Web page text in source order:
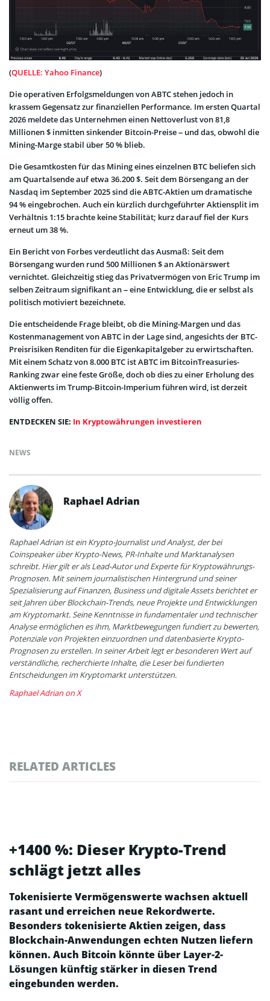
(QUELLE: Yahoo Finance)
Die operativen Erfolgsmeldungen von ABTC stehen jedoch in
krassem Gegensatz zur finanziellen Performance. Im ersten Quartal
2026 meldete das Unternehmen einen Nettoverlust von 81,8
Millionen $ inmitten sinkender Bitcoin-Preise – und das, obwohl die
Mining-Marge stabil über 50 % blieb.
Die Gesamtkosten für das Mining eines einzelnen BTC beliefen sich
am Quartalsende auf etwa 36.200 $. Seit dem Börsengang an der
Nasdaq im September 2025 sind die ABTC-Aktien um dramatische
94 % eingebrochen. Auch ein kürzlich durchgeführter Aktiensplit im
Verhältnis 1:15 brachte keine Stabilität; kurz darauf fiel der Kurs
erneut um 38 %.
Ein Bericht von Forbes verdeutlicht das Ausmaß: Seit dem
Börsengang wurden rund 500 Millionen $ an Aktionärswert
vernichtet. Gleichzeitig stieg das Privatvermögen von Eric Trump im
selben Zeitraum signifikant an – eine Entwicklung, die er selbst als
politisch motiviert bezeichnete.
Die entscheidende Frage bleibt, ob die Mining-Margen und das
Kostenmanagement von ABTC in der Lage sind, angesichts der BTC-
Preisrisiken Renditen für die Eigenkapitalgeber zu erwirtschaften.
Mit einem Schatz von 8.000 BTC ist ABTC im BitcoinTreasuries-
Ranking zwar eine feste Größe, doch ob dies zu einer Erholung des
Aktienwerts im Trump-Bitcoin-Imperium führen wird, ist derzeit
völlig offen.
ENTDECKEN SIE: In Kryptowährungen investieren
NEWS
Raphael Adrian
Raphael Adrian ist ein Krypto-Journalist und Analyst, der bei
Coinspeaker über Krypto-News, PR-Inhalte und Marktanalysen
schreibt. Hier gilt er als Lead-Autor und Experte für Kryptowährungs-
Prognosen. Mit seinem journalistischen Hintergrund und seiner
Spezialisierung auf Finanzen, Business und digitale Assets berichtet er
seit Jahren über Blockchain-Trends, neue Projekte und Entwicklungen
am Kryptomarkt. Seine Kenntnisse in fundamentaler und technischer
Analyse ermöglichen es ihm, Marktbewegungen fundiert zu bewerten,
Potenziale von Projekten einzuordnen und datenbasierte Krypto-
Prognosen zu erstellen. In seiner Arbeit legt er besonderen Wert auf
verständliche, recherchierte Inhalte, die Leser bei fundierten
Entscheidungen im Kryptomarkt unterstützen.
Raphael Adrian on X
RELATED ARTICLES
+1400 %: Dieser Krypto-Trend
schlägt jetzt alles
Tokenisierte Vermögenswerte wachsen aktuell
rasant und erreichen neue Rekordwerte.
Besonders tokenisierte Aktien zeigen, dass
Blockchain-Anwendungen echten Nutzen liefern
können. Auch Bitcoin könnte über Layer-2-
Lösungen künftig stärker in diesen Trend
eingebunden werden.